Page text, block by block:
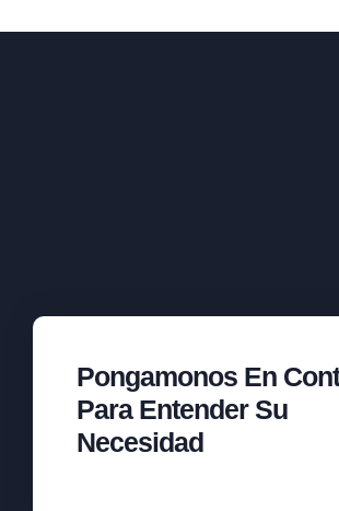
Pongamonos En
Para Entender Su
Necesidad